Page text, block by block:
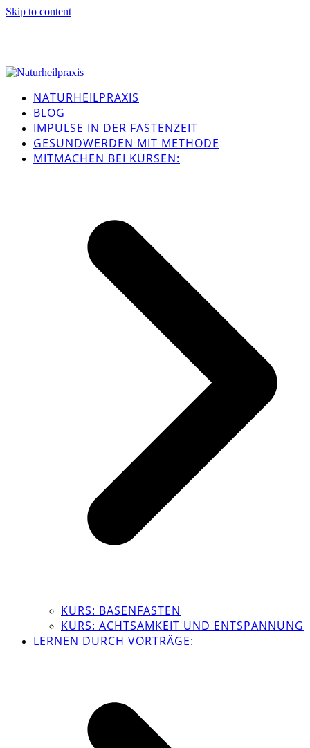
Skip to content
NATURHEILPRAXIS
BLOG
IMPULSE IN DER FASTENZEIT
GESUNDWERDEN MIT METHODE
MITMACHEN BEI KURSEN:
KURS: BASENFASTEN
KURS: ACHTSAMKEIT UND ENTSPANNUNG
LERNEN DURCH VORTRÄGE: